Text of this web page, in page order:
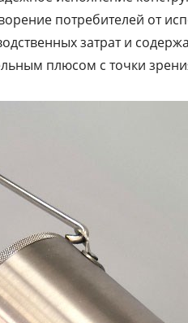
потребителей от
затрат и
плюсом с точки